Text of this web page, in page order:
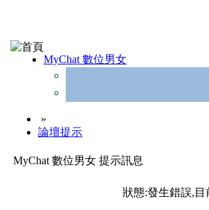
MyChat 數位男女
»
論壇提示
MyChat 數位男女 提示訊息
狀態:發生錯誤,目